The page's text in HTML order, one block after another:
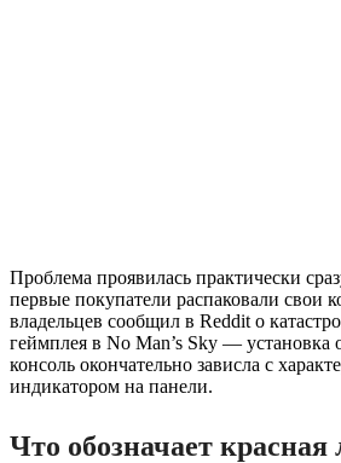
Проблема проявилась практически
первые покупатели распаковали свои
владельцев сообщил в Reddit о
геймплея в No Man’s Sky —
консоль окончательно зависла с
индикатором на панели.
Что обозначает красная